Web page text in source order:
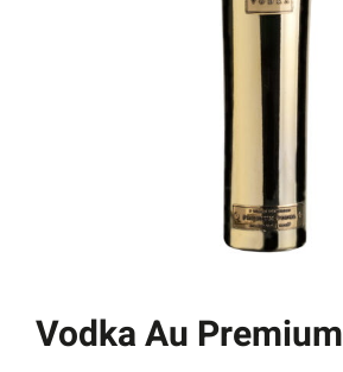
Vodka Au Premium